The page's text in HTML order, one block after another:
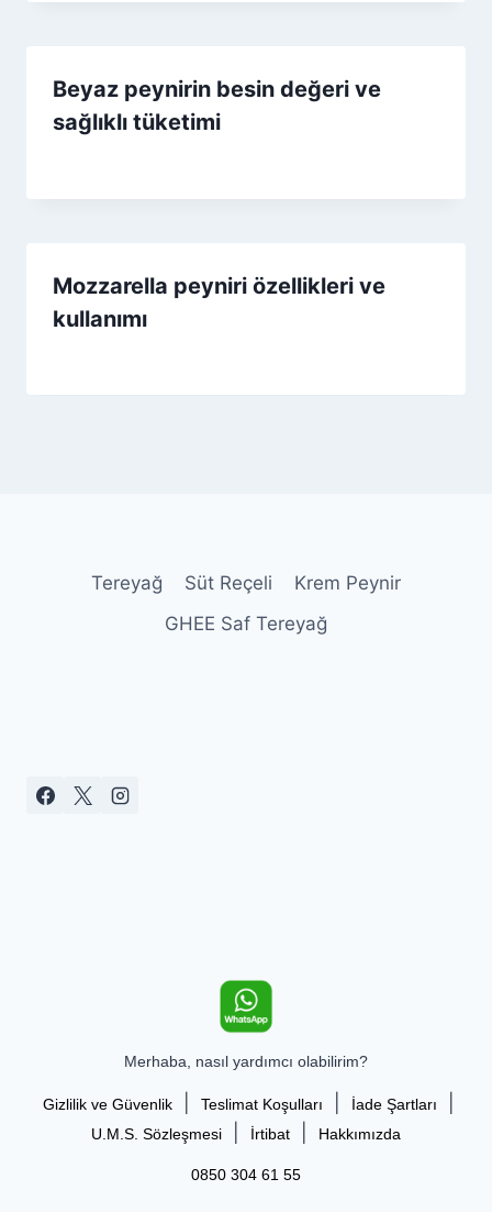
Beyaz peynirin besin değeri ve
sağlıklı tüketimi
Mozzarella peyniri özellikleri ve
kullanımı
Tereyağ Süt Reçeli
Krem Peynir
GHEE Saf Tereyağ
Merhaba, nasıl yardımcı olabilirim?
Gizlilik ve Güvenlik Teslimat Koşulları İade Şartları
U.M.S. Sözleşmesi İrtibat Hakkımızda
0850 304 61 55